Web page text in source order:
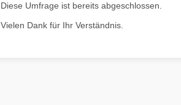
Diese Umfrage ist bereits abgeschlossen.
Vielen Dank für Ihr Verständnis.